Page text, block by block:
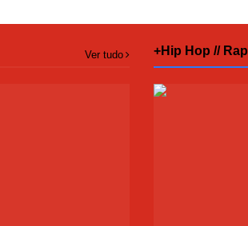
Ver tudo +Hip Hop // Rap